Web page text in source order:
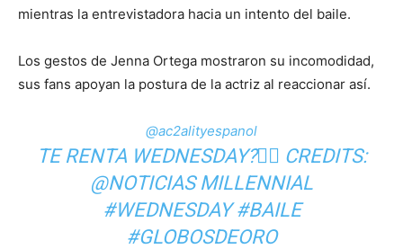
mientras la entrevistadora hacia un intento del baile.
Los gestos de Jenna Ortega mostraron su incomodidad,
sus fans apoyan la postura de la actriz al reaccionar así.
@ac2alityespanol
TE RENTA WEDNESDAY?👇🏽 CREDITS:
@NOTICIAS MILLENNIAL
#WEDNESDAY #BAILE
#GLOBOSDEORO